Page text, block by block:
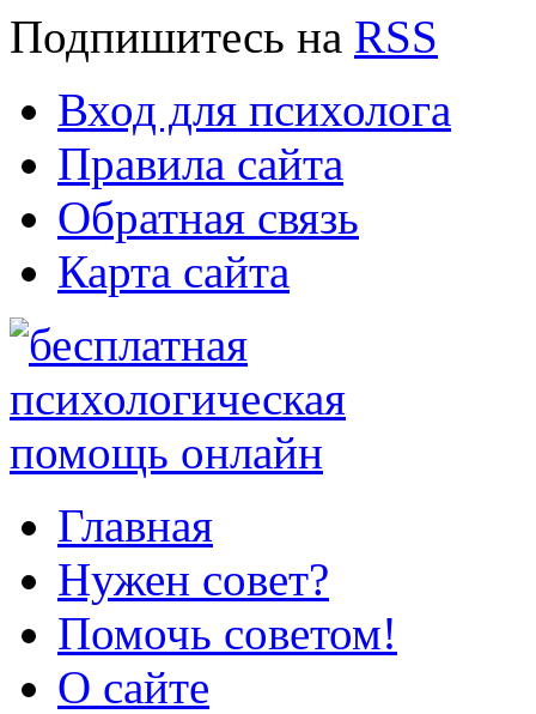
Подпишитесь на RSS
Вход для психолога
Правила сайта
Обратная связь
Карта сайта
Главная
Нужен совет?
Помочь советом!
О сайте